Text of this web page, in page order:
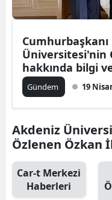
Üniversitesi'nin
hakkında bilgi
Gündem 19
Akdeniz
Özlenen Özkan
Car-t Merkezi
Haberleri